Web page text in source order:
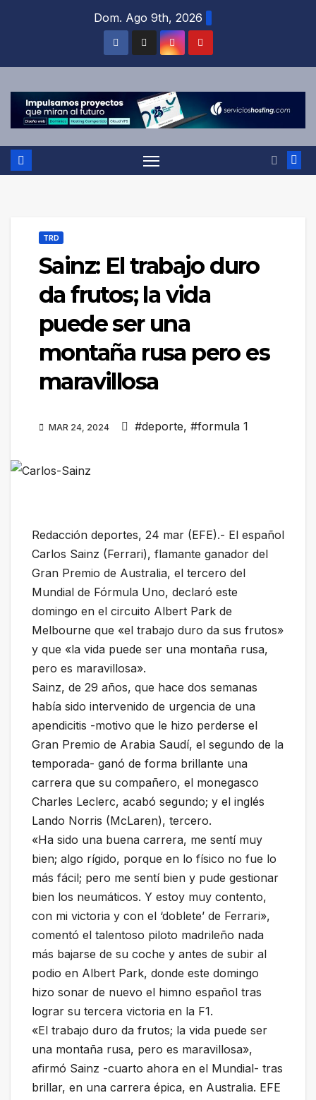
Dom. Ago 9th, 2026
TRD
Sainz: El trabajo duro
da frutos; la vida
puede ser una
montaña rusa pero es
maravillosa
MAR 24, 2024 #deporte, #formula 1
Redacción deportes, 24 mar (EFE).- El español
Carlos Sainz (Ferrari), flamante ganador del
Gran Premio de Australia, el tercero del
Mundial de Fórmula Uno, declaró este
domingo en el circuito Albert Park de
Melbourne que «el trabajo duro da sus frutos»
y que «la vida puede ser una montaña rusa,
pero es maravillosa».
Sainz, de 29 años, que hace dos semanas
había sido intervenido de urgencia de una
apendicitis -motivo que le hizo perderse el
Gran Premio de Arabia Saudí, el segundo de la
temporada- ganó de forma brillante una
carrera que su compañero, el monegasco
Charles Leclerc, acabó segundo; y el inglés
Lando Norris (McLaren), tercero.
«Ha sido una buena carrera, me sentí muy
bien; algo rígido, porque en lo físico no fue lo
más fácil; pero me sentí bien y pude gestionar
bien los neumáticos. Y estoy muy contento,
con mi victoria y con el ‘doblete’ de Ferrari»,
comentó el talentoso piloto madrileño nada
más bajarse de su coche y antes de subir al
podio en Albert Park, donde este domingo
hizo sonar de nuevo el himno español tras
lograr su tercera victoria en la F1.
«El trabajo duro da frutos; la vida puede ser
una montaña rusa, pero es maravillosa»,
afirmó Sainz -cuarto ahora en el Mundial- tras
brillar, en una carrera épica, en Australia. EFE